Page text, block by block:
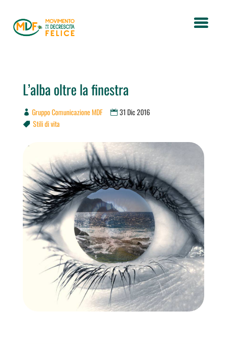
L’alba oltre la finestra
Gruppo Comunicazione MDF 31 Dic 2016
 Stili di vita